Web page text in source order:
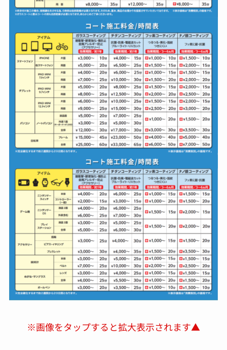
※画像をタップすると拡大表示されます▲